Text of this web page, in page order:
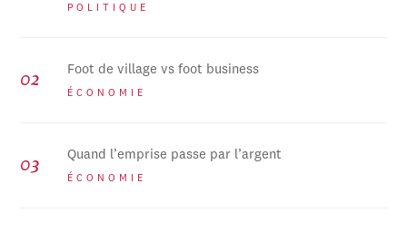
POLITIQUE
Foot de village vs foot business
ÉCONOMIE
Quand l’emprise passe par l’argent
ÉCONOMIE